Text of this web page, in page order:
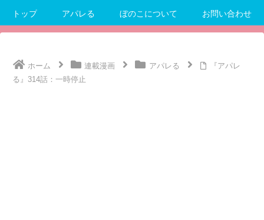
トップ アパレる ぼのこについて お問い合わせ
ホーム 連載漫画 アパレる
『アパレ
る』314話：一時停止